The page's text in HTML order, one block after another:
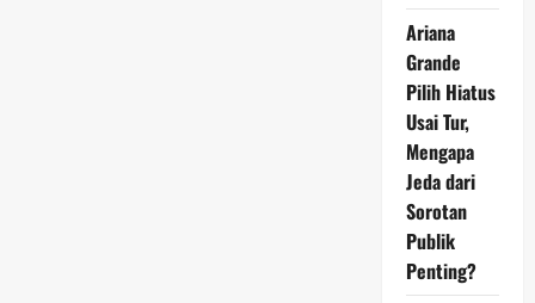
Ariana
Grande
Pilih Hiatus
Usai Tur,
Mengapa
Jeda dari
Sorotan
Publik
Penting?